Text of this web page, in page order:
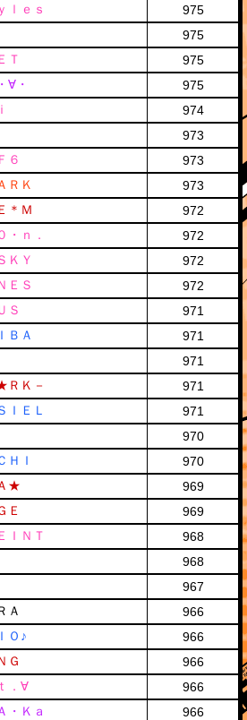
ｌｅｓ
975
975
Ｔ
975
∀・
975
974
973
６
973
ＲＫ
973
＊Ｍ
972
・ｎ．
972
ＫＹ
972
ＥＳ
972
Ｓ
971
ＢＡ
971
971
ＲＫ－
971
ＩＥＬ
971
970
ＨＩ
970
★
969
Ｅ
969
ＩＮＴ
968
968
967
Ａ
966
Ｏ♪
966
Ｇ
966
．∀
966
・Ｋａ
966